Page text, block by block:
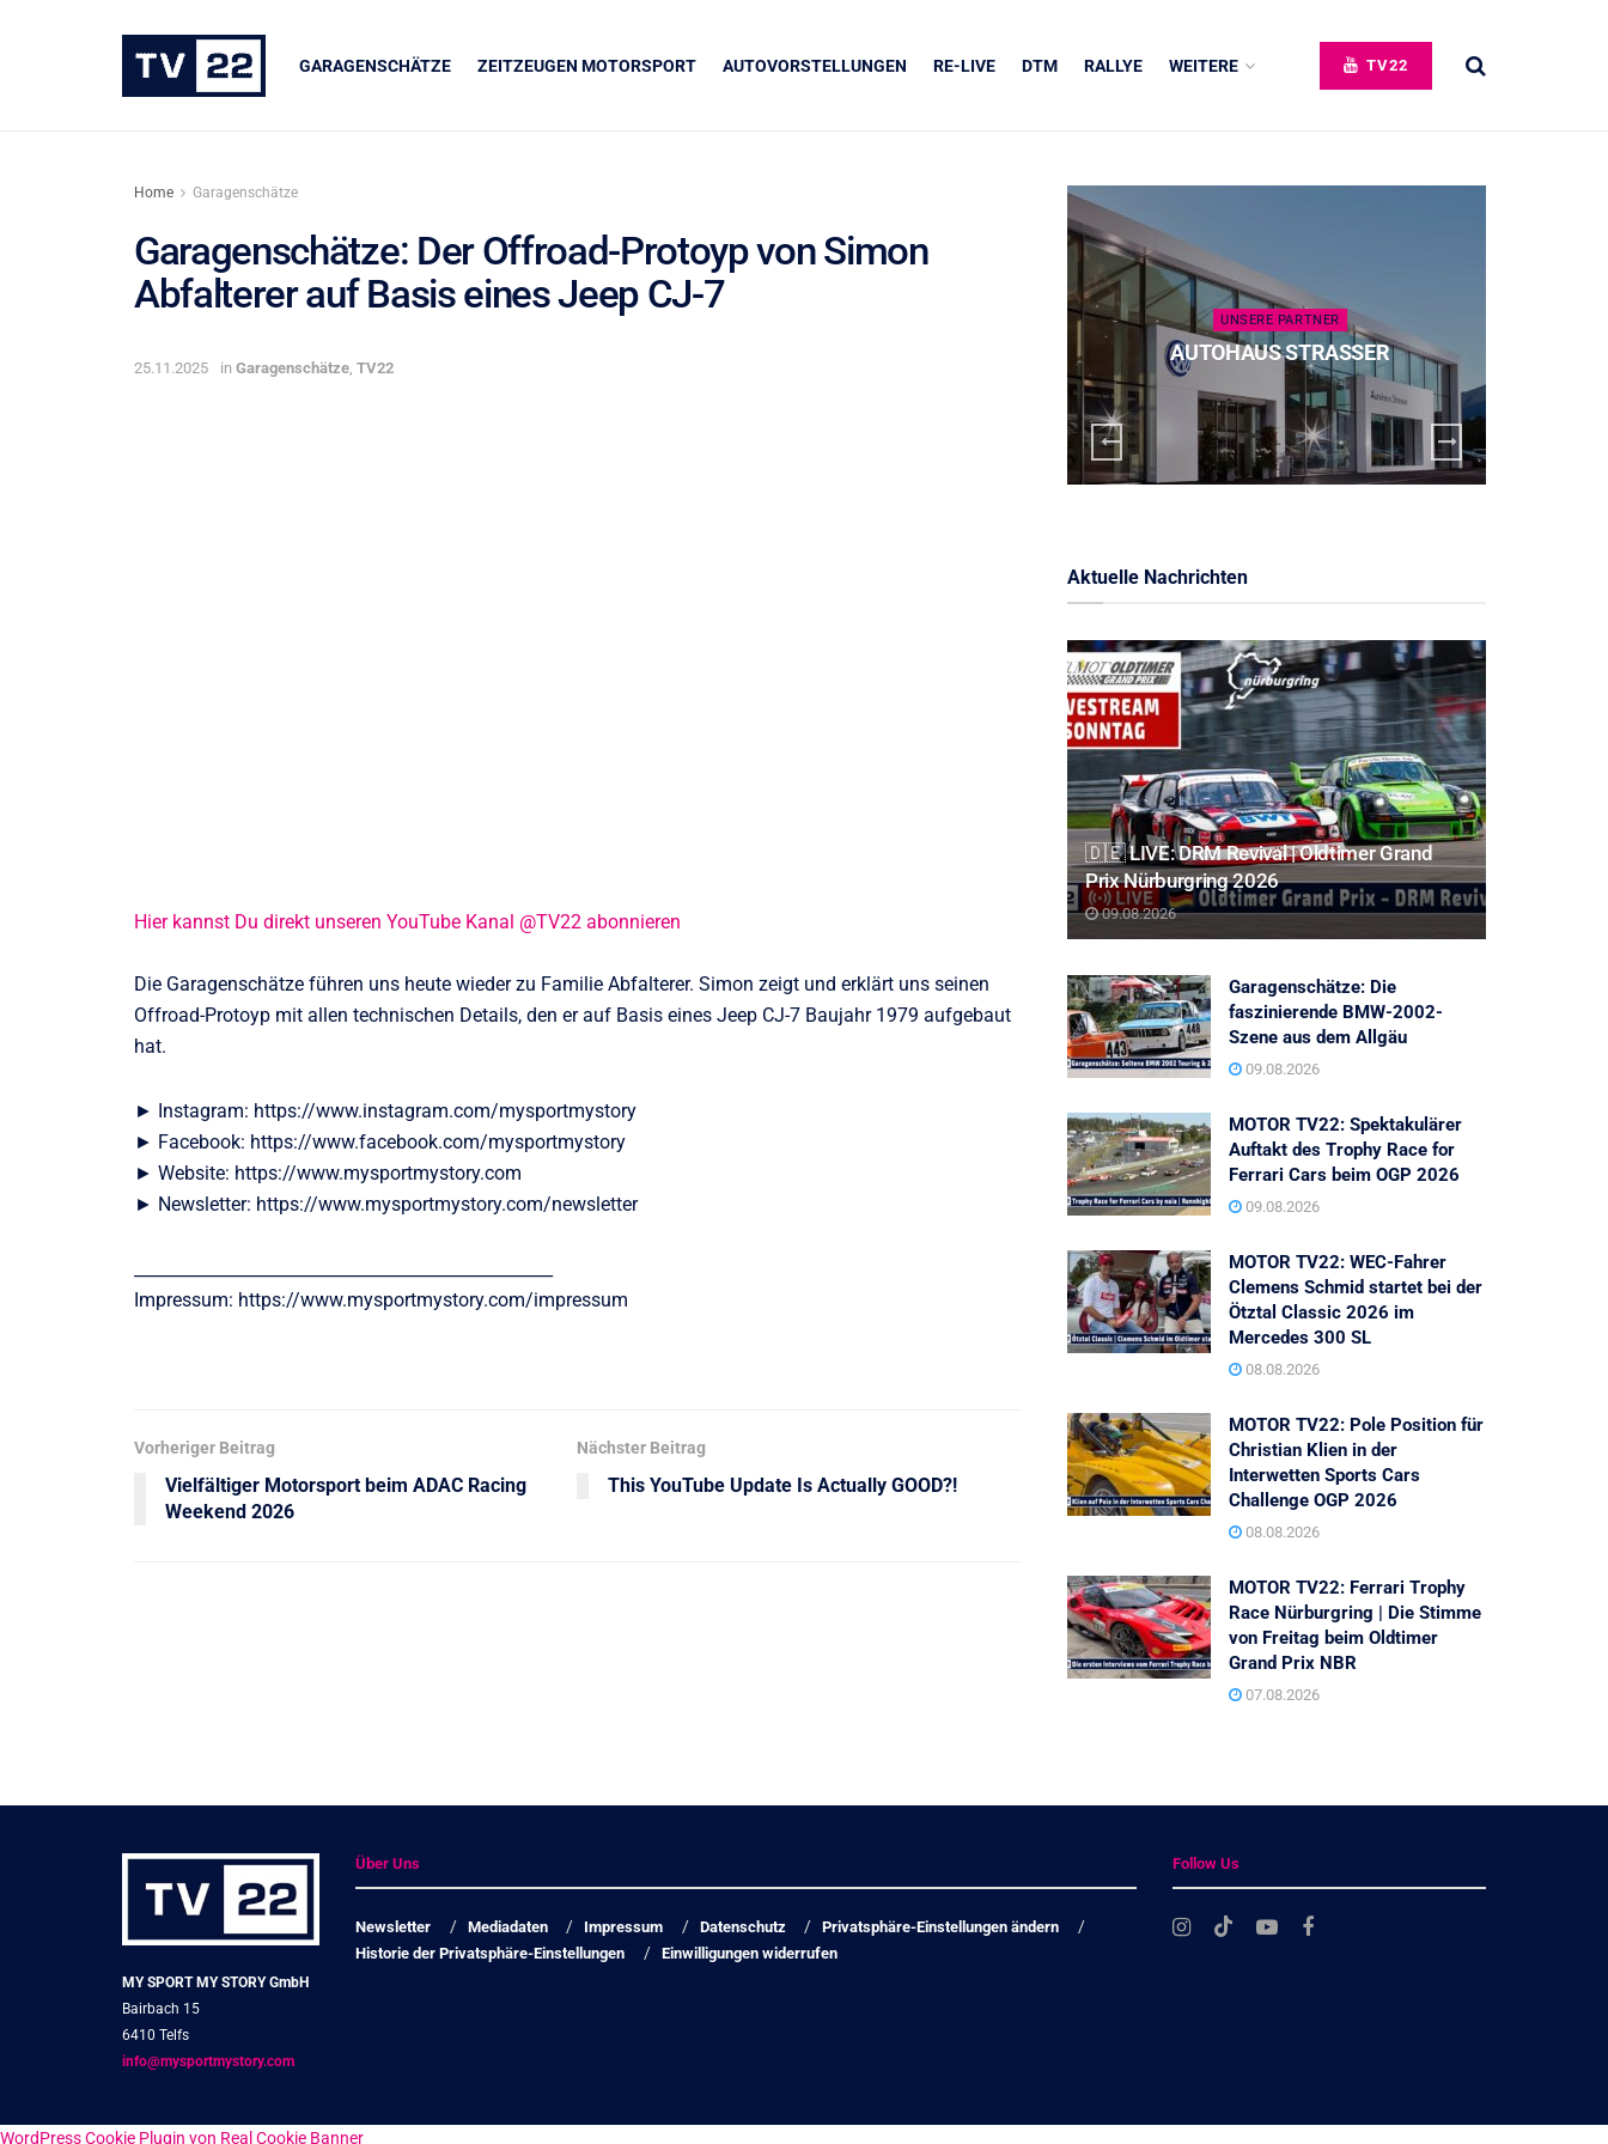
GARAGENSCHÄTZE ZEITZEUGEN MOTORSPORT AUTOVORSTELLUNGEN RE-LIVE DTM RALLYE WEITERE TV22
Home Garagenschätze
Garagenschätze: Der Offroad-Protoyp von Simon
Abfalterer auf Basis eines Jeep CJ-7
25.11.2025 in Garagenschätze, TV22
Hier kannst Du direkt unseren YouTube Kanal @TV22 abonnieren
Die Garagenschätze führen uns heute wieder zu Familie Abfalterer. Simon zeigt und erklärt uns seinen
Offroad-Protoyp mit allen technischen Details, den er auf Basis eines Jeep CJ-7 Baujahr 1979 aufgebaut
hat.
► Instagram: https://www.instagram.com/mysportmystory
► Facebook: https://www.facebook.com/mysportmystory
► Website: https://www.mysportmystory.com
► Newsletter: https://www.mysportmystory.com/newsletter
Impressum: https://www.mysportmystory.com/impressum
Vorheriger Beitrag
Vielfältiger Motorsport beim ADAC Racing
Weekend 2026
Nächster Beitrag
This YouTube Update Is Actually GOOD?!
UNSERE PARTNER
AUTOHAUS STRASSER
Aktuelle Nachrichten
🇩🇪 LIVE: DRM Revival | Oldtimer Grand
Prix Nürburgring 2026
09.08.2026
Garagenschätze: Die
faszinierende BMW-2002-
Szene aus dem Allgäu
09.08.2026
MOTOR TV22: Spektakulärer
Auftakt des Trophy Race for
Ferrari Cars beim OGP 2026
09.08.2026
MOTOR TV22: WEC-Fahrer
Clemens Schmid startet bei der
Ötztal Classic 2026 im
Mercedes 300 SL
08.08.2026
MOTOR TV22: Pole Position für
Christian Klien in der
Interwetten Sports Cars
Challenge OGP 2026
08.08.2026
MOTOR TV22: Ferrari Trophy
Race Nürburgring | Die Stimme
von Freitag beim Oldtimer
Grand Prix NBR
07.08.2026
MY SPORT MY STORY GmbH
Bairbach 15
6410 Telfs
info@mysportmystory.com
Über Uns
Newsletter Mediadaten Impressum Datenschutz
Privatsphäre-Einstellungen ändern
Historie der Privatsphäre-Einstellungen
Einwilligungen widerrufen
Follow Us
WordPress Cookie Plugin von Real Cookie Banner